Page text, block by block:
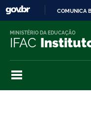
COMUNICA
IFAC
MINISTÉRIO DA EDUCAÇÃO